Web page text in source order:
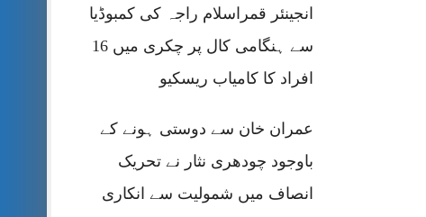
انجینئر قمراسلام راجہ کی کمبوڈیا
سے ہنگامی کال پر چکری میں 16
افراد کا کامیاب ریسکیو
عمران خان سے دوستی ہونے کے
باوجود چودھری نثار نے تحریک
انصاف میں شمولیت سے انکاری